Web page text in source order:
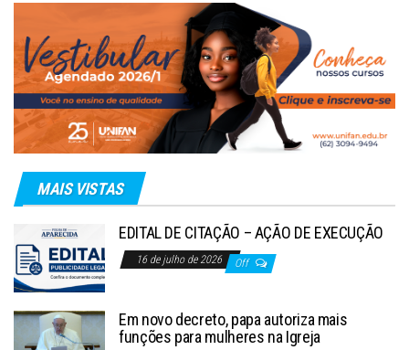
MAIS VISTAS
EDITAL DE CITAÇÃO – AÇÃO DE EXECUÇÃO
16 de julho de 2026 Off
Em novo decreto, papa autoriza mais
funções para mulheres na Igreja